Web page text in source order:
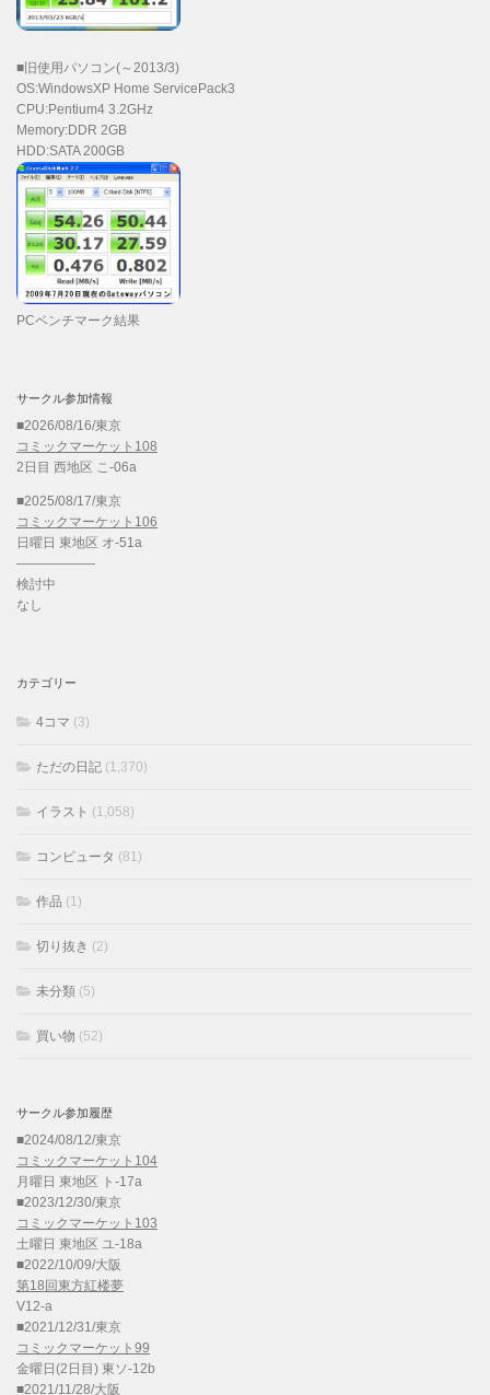
■旧使用パソコン(～2013/3)
OS:WindowsXP Home ServicePack3
CPU:Pentium4 3.2GHz
Memory:DDR 2GB
HDD:SATA 200GB
PCベンチマーク結果
サークル参加情報
■2026/08/16/東京
コミックマーケット108
2日目 西地区 こ-06a
■2025/08/17/東京
コミックマーケット106
日曜日 東地区 オ-51a
——————
検討中
なし
カテゴリー
4コマ (3)
ただの日記 (1,370)
イラスト (1,058)
コンピュータ (81)
作品 (1)
切り抜き (2)
未分類 (5)
買い物 (52)
サークル参加履歴
■2024/08/12/東京
コミックマーケット104
月曜日 東地区 ト-17a
■2023/12/30/東京
コミックマーケット103
土曜日 東地区 ユ-18a
■2022/10/09/大阪
第18回東方紅楼夢
V12-a
■2021/12/31/東京
コミックマーケット99
金曜日(2日目) 東ソ-12b
■2021/11/28/大阪